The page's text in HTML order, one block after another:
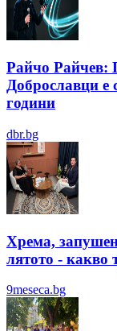
Райчо Райчев:
Доброславци е
години
dbr.bg
Хрема,
лятотo - какво
9meseca.bg